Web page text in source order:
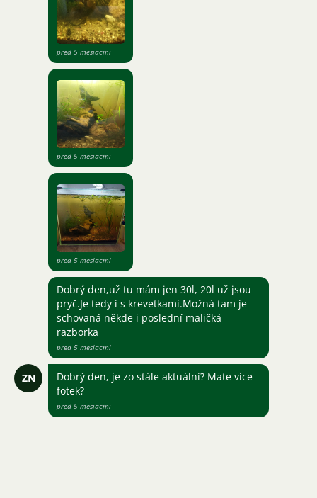
pred 5 mesiacmi
pred 5 mesiacmi
pred 5 mesiacmi
Dobrý den,už tu mám jen 30l, 20l už jsou
pryč.Je tedy i s krevetkami.Možná tam je
schovaná někde i poslední maličká
razborka
pred 5 mesiacmi
ZN
Dobrý den, je zo stále aktuální? Mate více
fotek?
pred 5 mesiacmi